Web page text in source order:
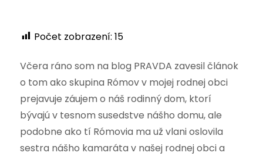
Počet zobrazení: 15
Včera ráno som na blog PRAVDA zavesil článok
o tom ako skupina Rómov v mojej rodnej obci
prejavuje záujem o náš rodinný dom, ktorí
bývajú v tesnom susedstve nášho domu, ale
podobne ako tí Rómovia ma už vlani oslovila
sestra nášho kamaráta v našej rodnej obci a